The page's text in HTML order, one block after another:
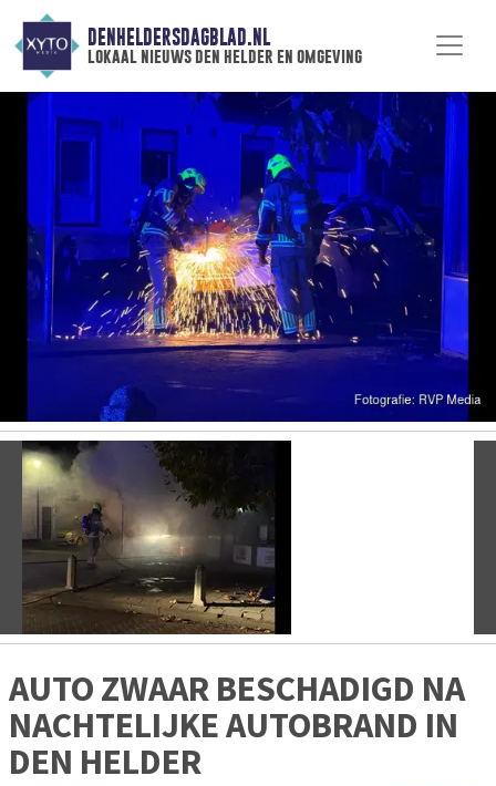
DENHELDERSDAGBLAD.NL
lokaal nieuws den helder en omgeving
Vorige
AUTO ZWAAR BESCHADIGD NA
NACHTELIJKE AUTOBRAND IN
DEN HELDER